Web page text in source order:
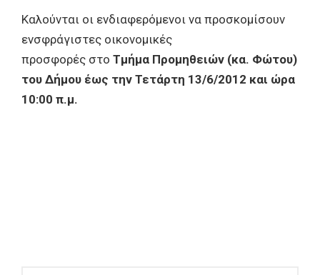
Καλούνται οι ενδιαφερόμενοι να προσκομίσουν
ενσφράγιστες οικονομικές
προσφορές στο Τμήμα Προμηθειών (κα. Φώτου)
του Δήμου έως την Τετάρτη 13/6/2012 και ώρα
10:00 π.μ.